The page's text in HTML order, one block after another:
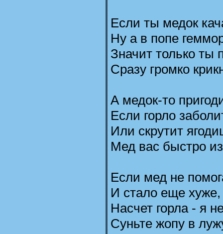
Если ты медок
Ну а в попе
Значит только ты
Сразу громко
А медок-то
Если горло
Или скрутит
Мед вас быстро
Если мед не
И стало еще хуже,
Насчет горла - я
Суньте жопу в